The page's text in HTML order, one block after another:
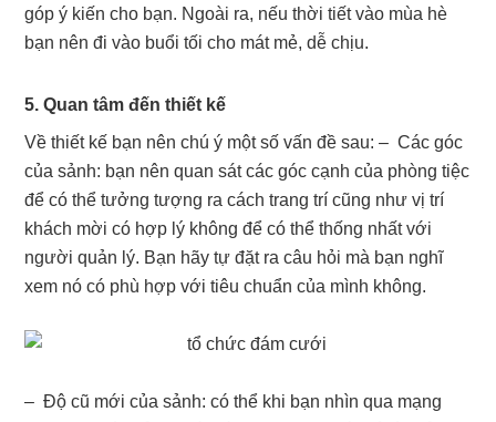
góp ý kiến cho bạn. Ngoài ra, nếu thời tiết vào mùa hè
bạn nên đi vào buổi tối cho mát mẻ, dễ chịu.
5. Quan tâm đến thiết kế
Về thiết kế bạn nên chú ý một số vấn đề sau: – Các góc
của sảnh: bạn nên quan sát các góc cạnh của phòng tiệc
để có thể tưởng tượng ra cách trang trí cũng như vị trí
khách mời có hợp lý không để có thể thống nhất với
người quản lý. Bạn hãy tự đặt ra câu hỏi mà bạn nghĩ
xem nó có phù hợp với tiêu chuẩn của mình không.
– Độ cũ mới của sảnh: có thể khi bạn nhìn qua mạng